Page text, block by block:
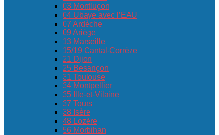
03 Montluçon
04 Ubaye avec l’EAU
07 Ardèche
09 Ariège
13 Marseille
15/19 Cantal-Corrèze
21 Dijon
25 Besançon
31 Toulouse
34 Montpellier
35 Ille-et-Vilaine
37 Tours
38 Isère
48 Lozère
56 Morbihan